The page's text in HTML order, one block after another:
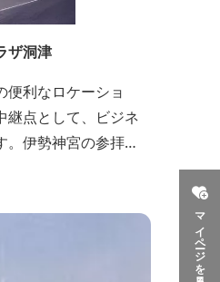
マイページを見る
ザ洞津
便利なロケーショ
継点として、ビジネ
。伊勢神宮の参拝
ャー・観光にも最